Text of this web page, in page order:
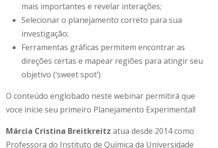
mais importantes e revelar interações;
Selecionar o planejamento correto para sua
investigação;
Ferramentas gráficas permitem encontrar as
direções certas e mapear regiões para atingir seu
objetivo (‘sweet spot’)
O conteúdo englobado neste webinar permitirá que
voce inicie seu primeiro Planejamento Experimental!
Márcia Cristina Breitkreitz atua desde 2014 como
Professora do Instituto de Química da Universidade